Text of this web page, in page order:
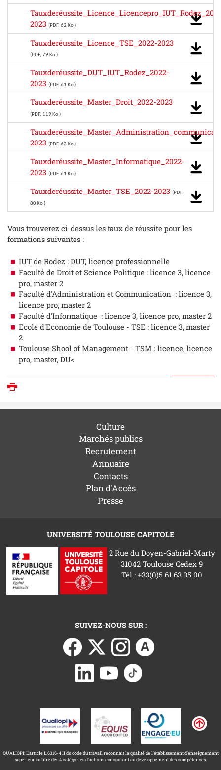
2023 (PDF, 62 Ko )
Tauxderéussite_Licence_TSE_2022-2023
(PDF, 79 Ko )
Tauxderéussite_DUT_IUT_Rodez_2022-
2023 (PDF, 61 Ko )
Tauxderéussite_Master_Droit_2022-2023
(PDF, 119 Ko )
2023 (PDF, 63 Ko )
Tauxderéussite_Master_Informatique_2022-
2023 (PDF, 61 Ko )
Tauxderéussite_Master_TSE_2022-2023 (PDF,
80 Ko )
Vous trouverez ci-dessus les taux de réussite pour les
formations suivantes :
IUT de Rodez : DUT, licence professionnelle
Faculté de Droit et Science Politique : licence 3, licence
pro, master 2
Faculté d'Administration et Communication : licence 3,
licence pro, master 2
Faculté d'Informatique : licence 3, licence pro, master 2
Ecole d'Economie de Toulouse - TSE : licence 3, master
2
Toulouse Shool of Management - TSM : licence, licence
pro, master, DU<
Culture
Marchés publics
Recrutement
Annuaire
Contacts
Plan d'Accès
Presse
UNIVERSITÉ TOULOUSE CAPITOLE
2 Rue du Doyen-Gabriel-Marty
31042 Toulouse Cedex 9
Tél : +33(0)5 61 63 35 00
SUIVEZ-NOUS SUR :
QUALIOPI: L'article L.6316-4 II du code du travail reconnait la qualité de l'établissement d'enseignement
supérieur au titre des 4 catégories d'actions concourant au développement des compétences.